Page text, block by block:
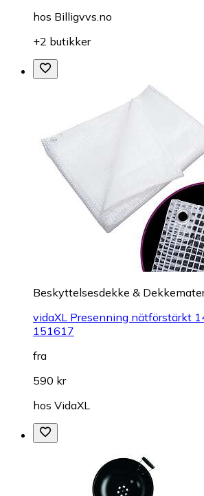
hos Billigvvs.no
+2 butikker
Beskyttelsesdekke &
vidaXL Presenning nätförstärkt
151617
fra
590 kr
hos VidaXL